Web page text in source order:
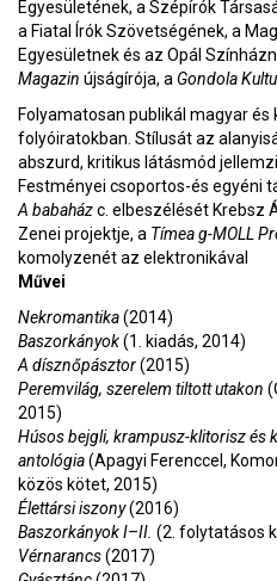
Egyesületének, a Szépírók
a Fiatal Írók Szövetségének, a
Egyesületnek és az Opál
Magazin újságírója, a Gondola
Folyamatosan publikál magyar
folyóiratokban. Stílusát az
abszurd, kritikus látásmód jellemzi.
Festményei csoportos-és egyéni
A babaházc. elbeszélését Krebsz
Zenei projektje, a Tímea g-MOLL
komolyzenét az elektronikával
Művei
Nekromantika(2014)
Baszorkányok(1. kiadás, 2014)
A dísznőpásztor(2015)
Peremvilág, szerelem tiltott utakon
2015)
Húsos bejgli, krampusz-klitorisz és
antológia(Apagyi Ferenccel,
közös kötet, 2015)
Élettársi iszony(2016)
Baszorkányok I–II. (2. folytatásos
Vérnarancs(2017)